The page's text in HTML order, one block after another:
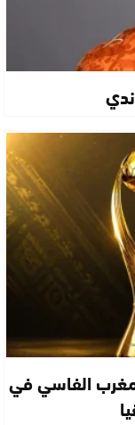
الفاسي في